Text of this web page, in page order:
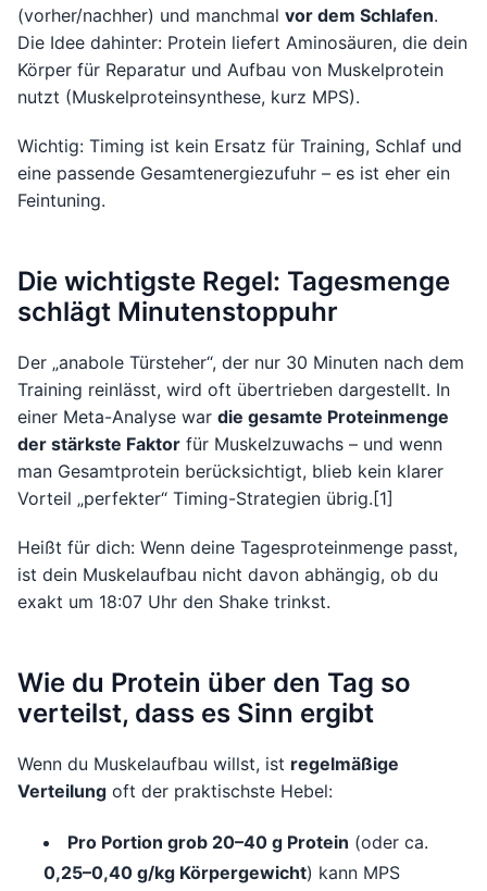
(vorher/nachher) und manchmal vor dem Schlafen.
Die Idee dahinter: Protein liefert Aminosäuren, die dein
Körper für Reparatur und Aufbau von Muskelprotein
nutzt (Muskelproteinsynthese, kurz MPS).
Wichtig: Timing ist kein Ersatz für Training, Schlaf und
eine passende Gesamtenergiezufuhr – es ist eher ein
Feintuning.
Die wichtigste Regel: Tagesmenge
schlägt Minutenstoppuhr
Der „anabole Türsteher“, der nur 30 Minuten nach dem
Training reinlässt, wird oft übertrieben dargestellt. In
einer Meta-Analyse war die gesamte Proteinmenge
der stärkste Faktor für Muskelzuwachs – und wenn
man Gesamtprotein berücksichtigt, blieb kein klarer
Vorteil „perfekter“ Timing-Strategien übrig.[1]
Heißt für dich: Wenn deine Tagesproteinmenge passt,
ist dein Muskelaufbau nicht davon abhängig, ob du
exakt um 18:07 Uhr den Shake trinkst.
Wie du Protein über den Tag so
verteilst, dass es Sinn ergibt
Wenn du Muskelaufbau willst, ist regelmäßige
Verteilung oft der praktischste Hebel:
Pro Portion grob 20–40 g Protein (oder ca.
0,25–0,40 g/kg Körpergewicht) kann MPS